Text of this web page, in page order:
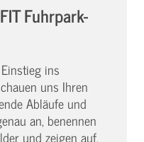
Fuhrpark-
ins
uns Ihren
Abläufe und
an, benennen
und zeigen auf,